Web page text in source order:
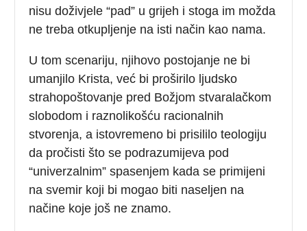
nisu doživjele “pad” u grijeh i stoga im možda
ne treba otkupljenje na isti način kao nama.
U tom scenariju, njihovo postojanje ne bi
umanjilo Krista, već bi proširilo ljudsko
strahopoštovanje pred Božjom stvaralačkom
slobodom i raznolikošću racionalnih
stvorenja, a istovremeno bi prisililo teologiju
da pročisti što se podrazumijeva pod
“univerzalnim” spasenjem kada se primijeni
na svemir koji bi mogao biti naseljen na
načine koje još ne znamo.